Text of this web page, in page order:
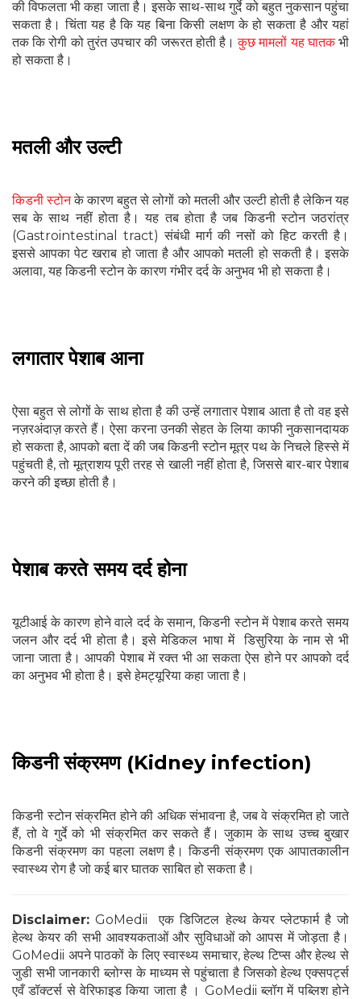
की विफलता भी कहा जाता है। इसके साथ-साथ गुर्दे को बहुत नुकसान पहुंचा
सकता है। चिंता यह है कि यह बिना किसी लक्षण के हो सकता है और यहां
तक कि रोगी को तुरंत उपचार की जरूरत होती है।कुछ मामलों यह घातकभी
हो सकता है।
मतली और उल्टी
किडनी स्टोनके कारण बहुत से लोगों को मतली और उल्टी होती है लेकिन यह
सब के साथ नहीं होता है। यह तब होता है जब किडनी स्टोन जठरांत्र
(Gastrointestinal tract) संबंधी मार्ग की नसों को हिट करती है।
इससे आपका पेट खराब हो जाता है और आपको मतली हो सकती है। इसके
अलावा, यह किडनी स्टोन के कारण गंभीर दर्द के अनुभव भी हो सकता है।
लगातार पेशाब आना
ऐसा बहुत से लोगों के साथ होता है की उन्हें लगातार पेशाब आता है तो वह इसे
नज़रअंदाज़ करते हैं। ऐसा करना उनकी सेहत के लिया काफी नुकसानदायक
हो सकता है, आपको बता दें की जब किडनी स्टोन मूत्र पथ के निचले हिस्से में
पहुंचती है, तो मूत्राशय पूरी तरह से खाली नहीं होता है, जिससे बार-बार पेशाब
करने की इच्छा होती है।
पेशाब करते समय दर्द होना
यूटीआई के कारण होने वाले दर्द के समान, किडनी स्टोन में पेशाब करते समय
जलन और दर्द भी होता है। इसे मेडिकल भाषा में डिसुरिया के नाम से भी
जाना जाता है। आपकी पेशाब में रक्त भी आ सकता ऐस होने पर आपको दर्द
का अनुभव भी होता है। इसे हेमट्यूरिया कहा जाता है।
किडनी संक्रमण (Kidney infection)
किडनी स्टोन संक्रमित होने की अधिक संभावना है, जब वे संक्रमित हो जाते
हैं, तो वे गुर्दे को भी संक्रमित कर सकते हैं। जुकाम के साथ उच्च बुखार
किडनी संक्रमण का पहला लक्षण है। किडनी संक्रमण एक आपातकालीन
स्वास्थ्य रोग है जो कई बार घातक साबित हो सकता है।
Disclaimer: GoMedii एक डिजिटल हेल्थ केयर प्लेटफार्म है जो
हेल्थ केयर की सभी आवश्यकताओं और सुविधाओं को आपस में जोड़ता है।
GoMedii अपने पाठकों के लिए स्वास्थ्य समाचार, हेल्थ टिप्स और हेल्थ से
जुडी सभी जानकारी ब्लोग्स के माध्यम से पहुंचाता है जिसको हेल्थ एक्सपर्ट्स
एवँ डॉक्टर्स से वेरिफाइड किया जाता है । GoMedii ब्लॉग में पब्लिश होने